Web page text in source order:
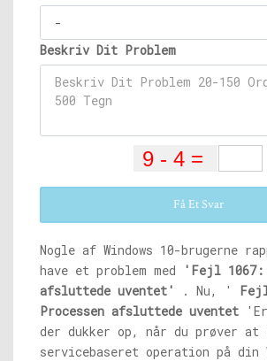
Beskriv Dit Problem
Få Et Svar
Nogle af Windows 10-brugerne
have et problem med
'Fejl 1067:
afsluttede uventet'
. Nu, '
Processen afsluttede uventet
der dukker op, når du prøver at
servicebaseret operation på din